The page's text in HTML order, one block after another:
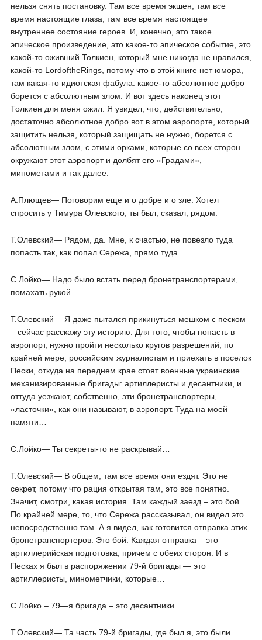
нельзя снять постановку. Там все время экшен, там все
время настоящие глаза, там все время настоящее
внутреннее состояние героев. И, конечно, это такое
эпическое произведение, это какое-то эпическое событие, это
какой-то оживший Толкиен, который мне никогда не нравился,
какой-то LordoftheRings, потому что в этой книге нет юмора,
там какая-то идиотская фабула: какое-то абсолютное добро
борется с абсолютным злом. И вот здесь наконец этот
Толкиен для меня ожил. Я увидел, что, действительно,
достаточно абсолютное добро вот в этом аэропорте, который
защитить нельзя, который защищать не нужно, борется с
абсолютным злом, с этими орками, которые со всех сторон
окружают этот аэропорт и долбят его «Градами»,
минометами и так далее.
А.Плющев― Поговорим еще и о добре и о зле. Хотел
спросить у Тимура Олевского, ты был, сказал, рядом.
Т.Олевский― Рядом, да. Мне, к счастью, не повезло туда
попасть так, как попал Сережа, прямо туда.
С.Лойко― Надо было встать перед бронетранспортерами,
помахать рукой.
Т.Олевский― Я даже пытался прикинуться мешком с песком
– сейчас расскажу эту историю. Для того, чтобы попасть в
аэропорт, нужно пройти несколько кругов разрешений, по
крайней мере, российским журналистам и приехать в поселок
Пески, откуда на переднем крае стоят военные украинские
механизированные бригады: артиллеристы и десантники, и
оттуда уезжают, собственно, эти бронетранспортеры,
«ласточки», как они называют, в аэропорт. Туда на моей
памяти…
С.Лойко― Ты секреты-то не раскрывай…
Т.Олевский― В общем, там все время они ездят. Это не
секрет, потому что рация открытая там, это все понятно.
Значит, смотри, какая история. Там каждый заезд – это бой.
По крайней мере, то, что Сережа рассказывал, он видел это
непосредственно там. А я видел, как готовится отправка этих
бронетранспортеров. Это бой. Каждая отправка – это
артиллерийская подготовка, причем с обеих сторон. И в
Песках я был в распоряжении 79-й бригады — это
артиллеристы, минометчики, которые…
С.Лойко – 79―я бригада – это десантники.
Т.Олевский― Та часть 79-й бригады, где был я, это были